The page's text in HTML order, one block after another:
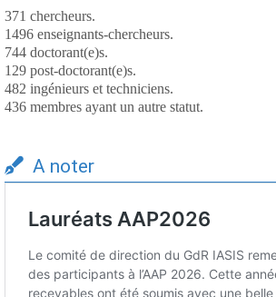
371 chercheurs.
1496 enseignants-chercheurs.
744 doctorant(e)s.
129 post-doctorant(e)s.
482 ingénieurs et techniciens.
436 membres ayant un autre statut.
A noter